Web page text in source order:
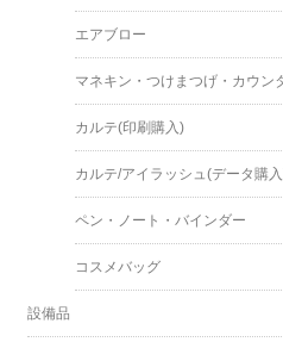
エアブロー
マネキン・つけまつげ・カウン
カルテ(印刷購入)
カルテ/アイラッシュ(データ購
ペン・ノート・バインダー
コスメバッグ
設備品